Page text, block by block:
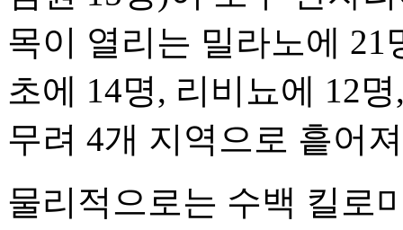
목이 열리는 밀라노에
초에 14명, 리비뇨에 12
무려 4개 지역으로 흩어
물리적으로는 수백 킬로